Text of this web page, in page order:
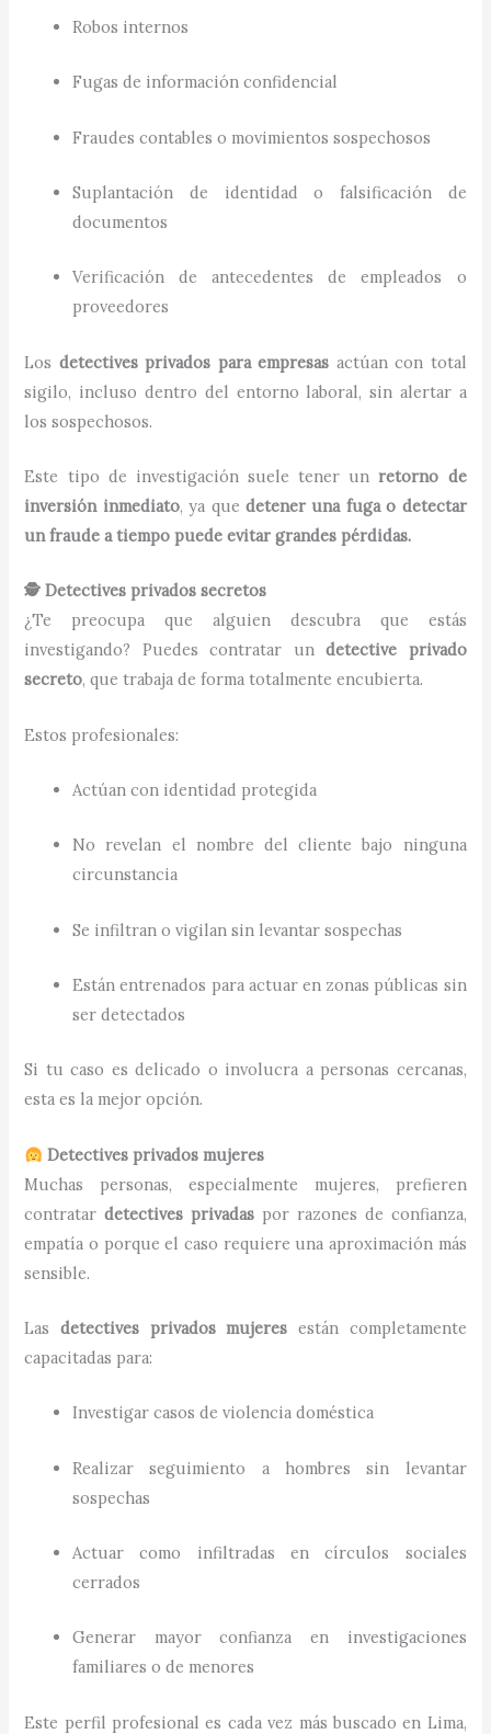
Robos internos
Fugas de información confidencial
Fraudes contables o movimientos sospechosos
Suplantación de identidad o falsificación de
documentos
Verificación de antecedentes de empleados o
proveedores
Los detectives privados para empresas actúan con total
sigilo, incluso dentro del entorno laboral, sin alertar a
los sospechosos.
Este tipo de investigación suele tener unretorno de
inversión inmediato, ya quedetener una fuga o detectar
un fraude a tiempo puede evitar grandes pérdidas.
🕵️ Detectives privados secretos
¿Te preocupa que alguien descubra que estás
investigando? Puedes contratar undetective privado
secreto, que trabaja de forma totalmente encubierta.
Estos profesionales:
Actúan con identidad protegida
No revelan el nombre del cliente bajo ninguna
circunstancia
Se infiltran o vigilan sin levantar sospechas
Están entrenados para actuar en zonas públicas sin
ser detectados
Si tu caso es delicado o involucra a personas cercanas,
esta es la mejor opción.
Detectives privados mujeres
Muchas personas, especialmente mujeres, prefieren
contratardetectives privadas por razones de confianza,
empatía o porque el caso requiere una aproximación más
sensible.
Lasdetectives privados mujeres están completamente
capacitadas para:
Investigar casos de violencia doméstica
Realizar seguimiento a hombres sin levantar
sospechas
Actuar como infiltradas en círculos sociales
cerrados
Generar mayor confianza en investigaciones
familiares o de menores
Este perfil profesional es cada vez más buscado en Lima,